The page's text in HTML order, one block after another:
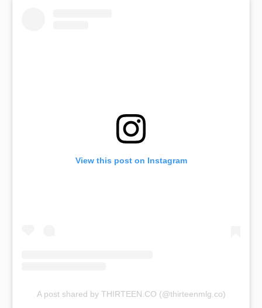
View this post on Instagram
A post shared by THIRTEEN.CO (@thirteenmlg.co)